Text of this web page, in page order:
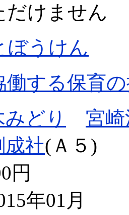
だけません
ぼうけん
働する保育
どり
宮
成社(Ａ５)
円
年01月